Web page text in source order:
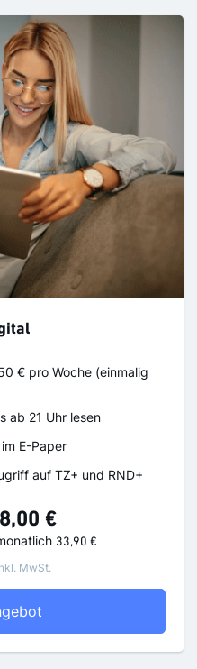
€ pro Woche (einmalig
ab 21 Uhr lesen
E-Paper
auf TZ+ und RND+
€
33,90 €
MwSt.
TZ Digital